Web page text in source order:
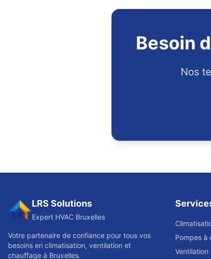
Besoin
Nos
LRS Solutions
Expert HVAC Bruxelles
Votre partenaire de confiance pour tous vos
besoins en climatisation, ventilation et
chauffage à Bruxelles.
Pompes à
Ventilation